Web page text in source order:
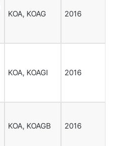
KOA, KOAG 2016
KOA, KOAGI 2016
KOA, KOAGB 2016